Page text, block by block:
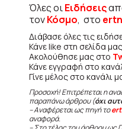
Όλες οιΕιδήσεις
τονΚόσμο, στο
Διάβασε όλες τις
Κάνε like στη σελίδα
Ακολούθησε μας στο
Κάνε εγγραφή στο
Γίνε μέλος στο κανάλι
Προσοχή! Επιτρέπεται η
παραπάνω άρθρου (όχι
– Αναφέρεται ως πηγή το
αναφορά.